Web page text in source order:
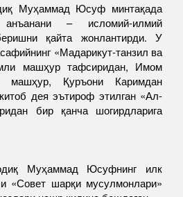
Муҳаммад Юсуф минтақада
– исломий-илмий
қайта жонлантирди. У
«Мадарикут-танзил ва
машҳур тафсиридан, Имом
машҳур, Қуръони Каримдан
дея эътироф этилган «Ал-
бир қанча шогирдларига
Муҳаммад Юсуфнинг илк
«Совет шарқи мусулмонлари»